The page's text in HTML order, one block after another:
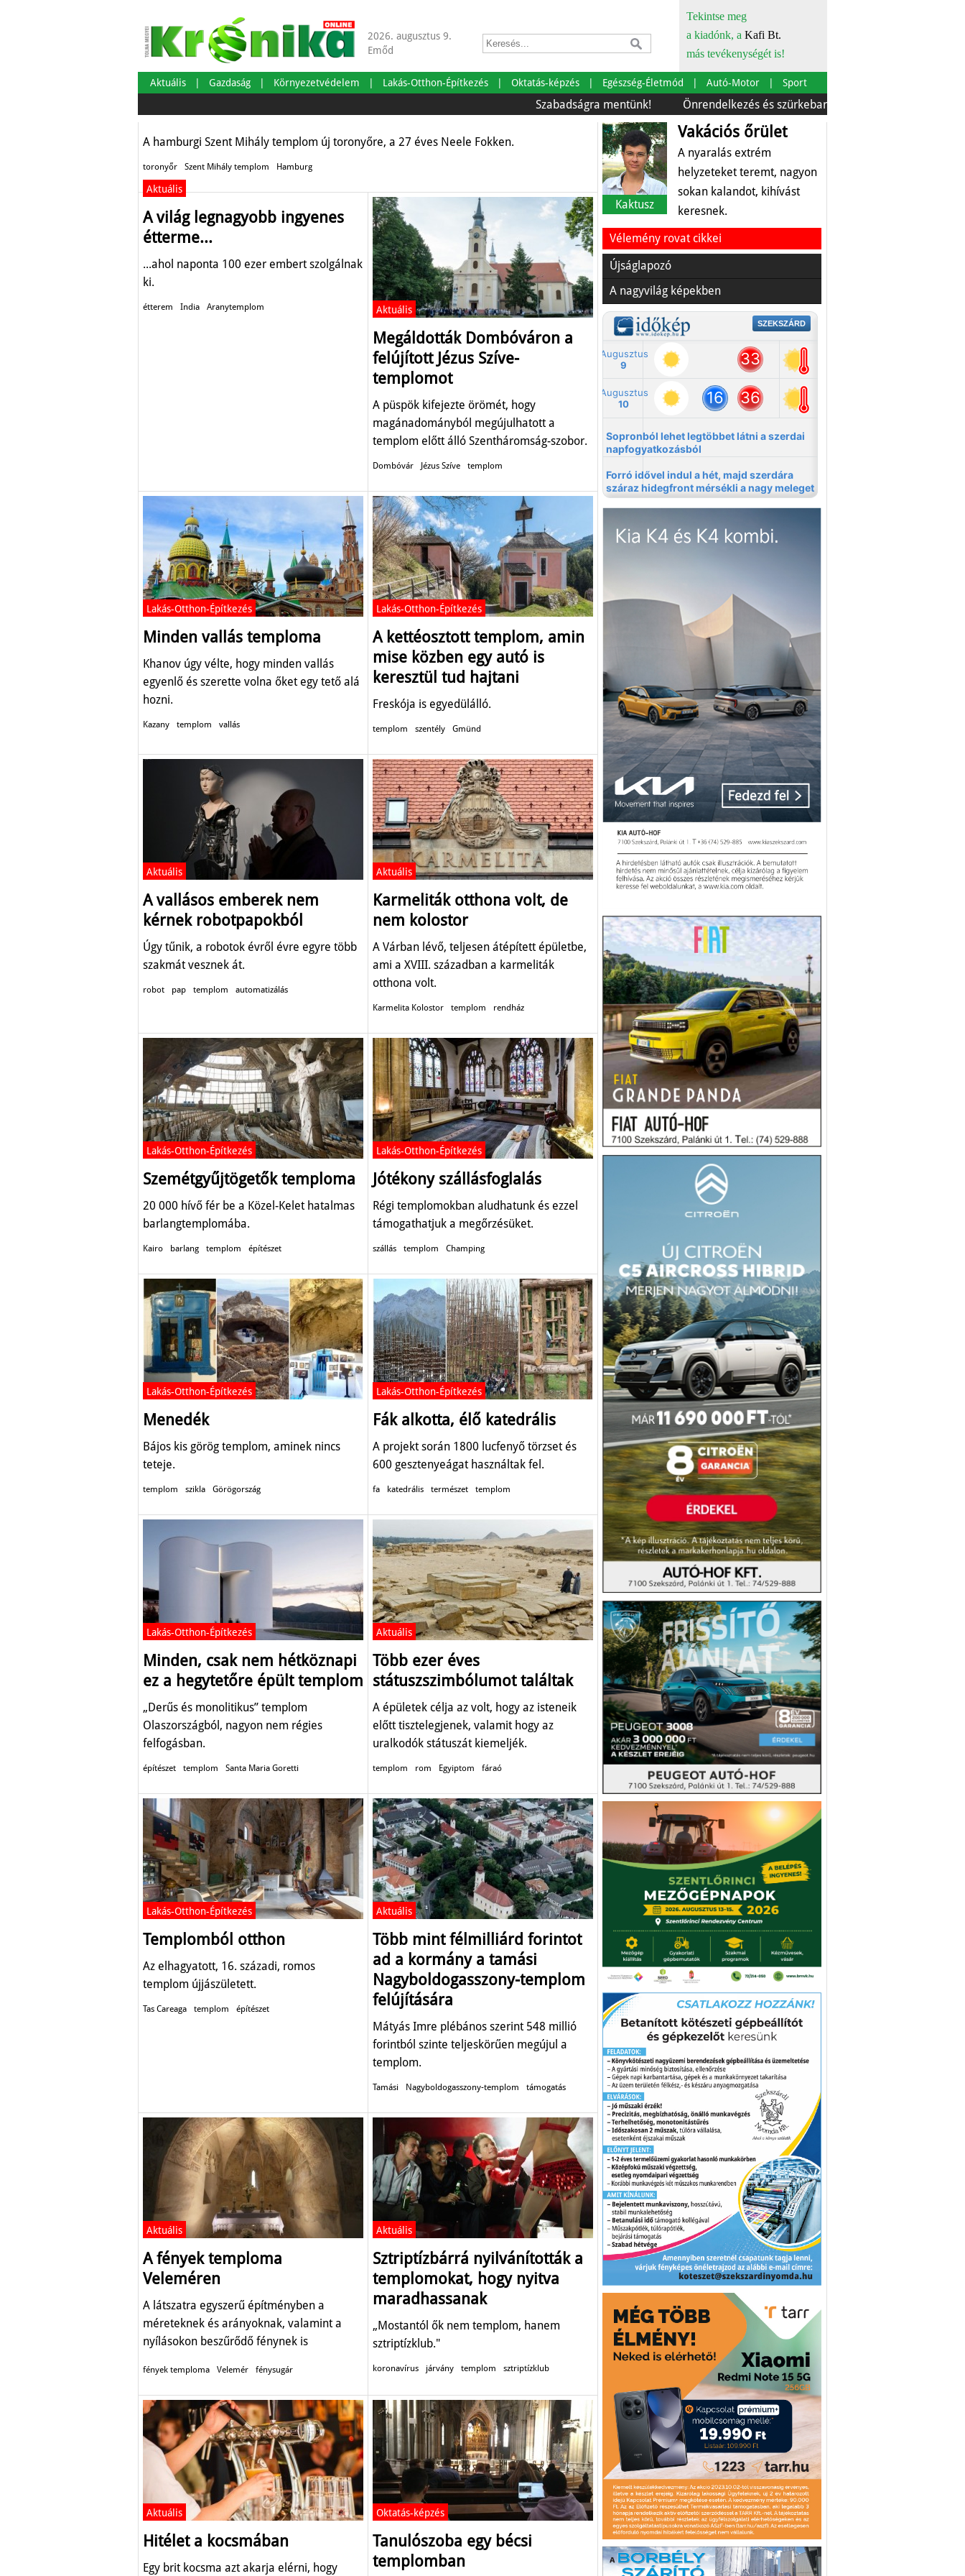
2026. augusztus 9.
Emőd
Tekintse meg
a kiadónk, a Kafi Bt.
más tevékenységét is!
Aktuális Gazdaság Környezetvédelem Lakás-Otthon-Építkezés Oktatás-képzés Egészség-Életmód Autó-Motor Sport
Szabadságra mentünk! Önrendelkezés és szürkebarát Európára is szabták
Toronyőr
Aktuális
A hamburgi Szent Mihály templom új toronyőre, a 27 éves Neele Fokken.
toronyőr Szent Mihály templom Hamburg
Aktuális
A világ legnagyobb ingyenes
étterme...
...ahol naponta 100 ezer embert szolgálnak
ki.
étterem India Aranytemplom Aktuális
Megáldották Dombóváron a
felújított Jézus Szíve-
templomot
A püspök kifejezte örömét, hogy
magánadományból megújulhatott a
templom előtt álló Szentháromság-szobor.
Dombóvár Jézus Szíve templom
Lakás-Otthon-Építkezés
Minden vallás temploma
Khanov úgy vélte, hogy minden vallás
egyenlő és szerette volna őket egy tető alá
hozni.
Kazany templom vallás
Lakás-Otthon-Építkezés
A kettéosztott templom, amin
mise közben egy autó is
keresztül tud hajtani
Freskója is egyedülálló.
templom szentély Gmünd
Aktuális
A vallásos emberek nem
kérnek robotpapokból
Úgy tűnik, a robotok évről évre egyre több
szakmát vesznek át.
robot pap templom automatizálás
Aktuális
Karmeliták otthona volt, de
nem kolostor
A Várban lévő, teljesen átépített épületbe,
ami a XVIII. században a karmeliták
otthona volt.
Karmelita Kolostor templom rendház
Lakás-Otthon-Építkezés
Szemétgyűjtögetők temploma
20 000 hívő fér be a Közel-Kelet hatalmas
barlangtemplomába.
Kairo barlang templom építészet
Lakás-Otthon-Építkezés
Jótékony szállásfoglalás
Régi templomokban aludhatunk és ezzel
támogathatjuk a megőrzésüket.
szállás templom Champing
Lakás-Otthon-Építkezés
Menedék
Bájos kis görög templom, aminek nincs
teteje.
templom szikla Görögország
Lakás-Otthon-Építkezés
Fák alkotta, élő katedrális
A projekt során 1800 lucfenyő törzset és
600 gesztenyeágat használtak fel.
fa katedrális természet templom
Lakás-Otthon-Építkezés
Minden, csak nem hétköznapi
ez a hegytetőre épült templom
„Derűs és monolitikus” templom
Olaszországból, nagyon nem régies
felfogásban.
építészet templom Santa Maria Goretti
Aktuális
Több ezer éves
státuszszimbólumot találtak
A épületek célja az volt, hogy az isteneik
előtt tisztelegjenek, valamit hogy az
uralkodók státuszát kiemeljék.
templom rom Egyiptom fáraó
Lakás-Otthon-Építkezés
Templomból otthon
Az elhagyatott, 16. századi, romos
templom újjászületett.
Tas Careaga templom építészet
Aktuális
Több mint félmilliárd forintot
ad a kormány a tamási
Nagyboldogasszony-templom
felújítására
Mátyás Imre plébános szerint 548 millió
forintból szinte teljeskörűen megújul a
templom.
Tamási Nagyboldogasszony-templom támogatás
Aktuális
A fények temploma
Veleméren
A látszatra egyszerű építményben a
méreteknek és arányoknak, valamint a
nyílásokon beszűrődő fénynek is
fények temploma Velemér fénysugár
Aktuális
Sztriptízbárrá nyilvánították a
templomokat, hogy nyitva
maradhassanak
„Mostantól ők nem templom, hanem
sztriptízklub."
koronavírus járvány templom sztriptízklub
Aktuális
Hitélet a kocsmában
Egy brit kocsma azt akarja elérni, hogy
Oktatás-képzés
Tanulószoba egy bécsi
templomban
Kaktusz
Vakációs őrület
A nyaralás extrém
helyzeteket teremt, nagyon
sokan kalandot, kihívást
keresnek.
Vélemény rovat cikkei
Újságlapozó
A nagyvilág képekben